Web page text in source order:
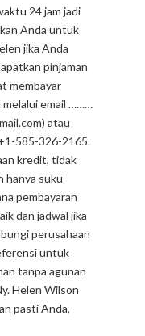
24 jam jadi
Anda untuk
jika Anda
pinjaman
membayar
melalui email ………
atau
585-326-2165.
kredit, tidak
hanya suku
pembayaran
dan jadwal jika
perusahaan
untuk
tanpa agunan
Helen Wilson
pasti Anda,